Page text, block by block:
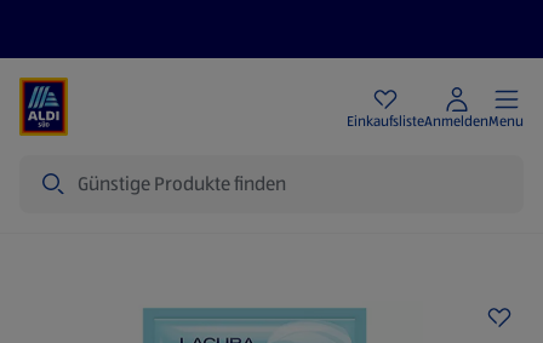
EinkaufslisteAnmeldenMenu